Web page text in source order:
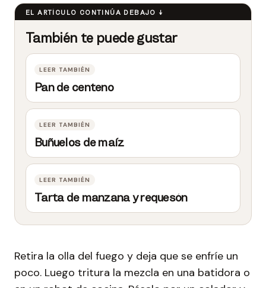
Pan de centeno
Buñuelos de maíz
Tarta de manzana y requesón
Retira la olla del fuego y deja que se enfríe un
poco. Luego tritura la mezcla en una batidora o